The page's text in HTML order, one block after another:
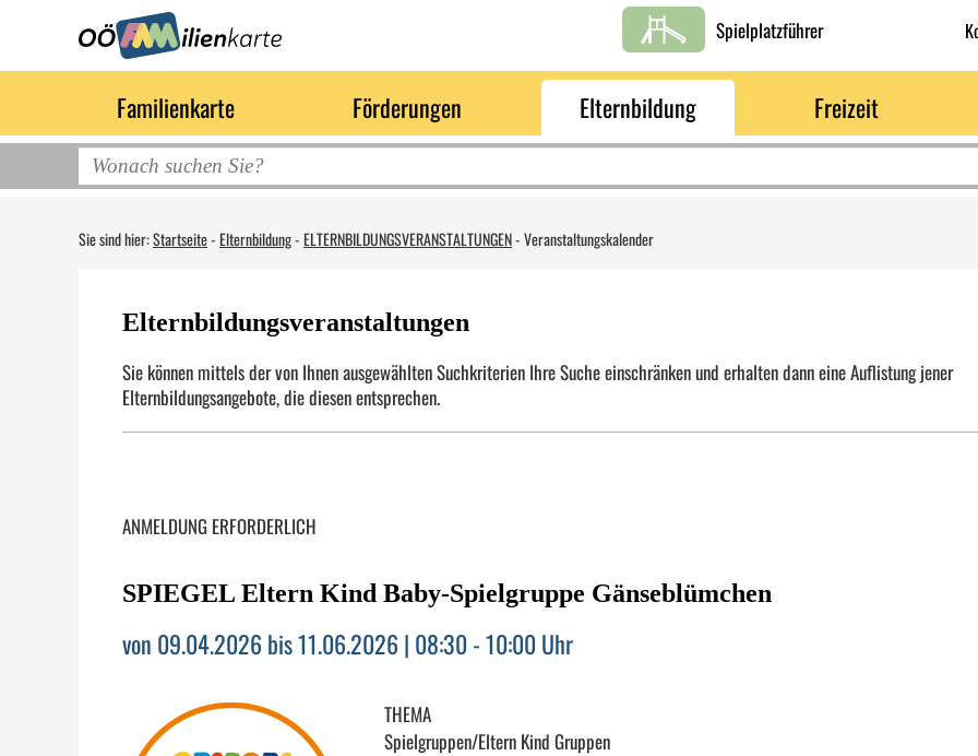
Spielplatzführer
Familienkarte Förderungen Elternbildung Freizeit
Sie sind hier:Startseite-Elternbildung-ELTERNBILDUNGSVERANSTALTUNGEN-Veranstaltungskalender
Elternbildungsveranstaltungen
Sie können mittels der von Ihnen ausgewählten Suchkriterien Ihre Suche einschränken und erhalten dann eine Auflistung jener
Elternbildungsangebote, die diesen entsprechen.
ANMELDUNG ERFORDERLICH
SPIEGEL Eltern Kind Baby-Spielgruppe Gänseblümchen
von 09.04.2026 bis 11.06.2026 | 08:30 - 10:00 Uhr
THEMA
Spielgruppen/Eltern Kind Gruppen